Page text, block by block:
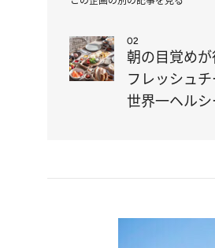
02
朝の目覚めが
フレッシュ
世界一ヘルシ